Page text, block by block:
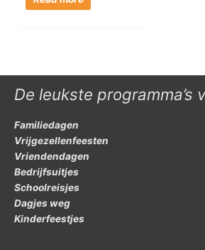
De leukste programma’s
Familiedagen
Vrijgezellenfeesten
Vriendendagen
Bedrijfsuitjes
Schoolreisjes
Dagjes weg
Kinderfeestjes